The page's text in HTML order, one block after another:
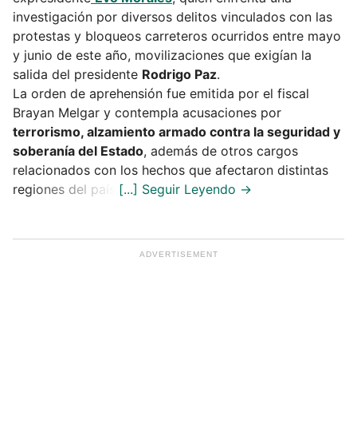
investigación por diversos delitos vinculados con las
protestas y bloqueos carreteros ocurridos entre mayo
y junio de este año, movilizaciones que exigían la
salida del presidente Rodrigo Paz.
La orden de aprehensión fue emitida por el fiscal
Brayan Melgar y contempla acusaciones por
terrorismo, alzamiento armado contra la seguridad y
soberanía del Estado, además de otros cargos
relacionados con los hechos que afectaron distintas
regiones del país.